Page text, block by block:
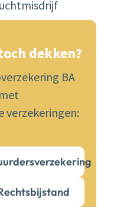
dekken?
BA
verzekeringen:​